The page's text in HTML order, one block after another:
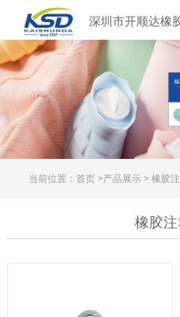
深圳市开顺达橡
当前位置： 首页>产品展示> 橡胶
橡胶